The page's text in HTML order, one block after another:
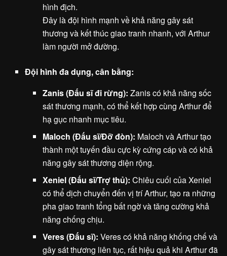
hình địch.
Đây là đội hình mạnh về khả năng gây sát
thương và kết thúc giao tranh nhanh, với Arthur
làm người mở đường.
Đội hình đa dụng, cân bằng:
Zanis (Đấu sĩ đi rừng): Zanis có khả năng sốc
sát thương mạnh, có thể kết hợp cùng Arthur để
hạ gục nhanh mục tiêu.
Maloch (Đấu sĩ/Đỡ đòn): Maloch và Arthur tạo
thành một tuyến đầu cực kỳ cứng cáp và có khả
năng gây sát thương diện rộng.
Xeniel (Đấu sĩ/Trợ thủ): Chiêu cuối của Xeniel
có thể dịch chuyển đến vị trí Arthur, tạo ra những
pha giao tranh tổng bất ngờ và tăng cường khả
năng chống chịu.
Veres (Đấu sĩ): Veres có khả năng khống chế và
gây sát thương liên tục, rất hiệu quả khi Arthur đã